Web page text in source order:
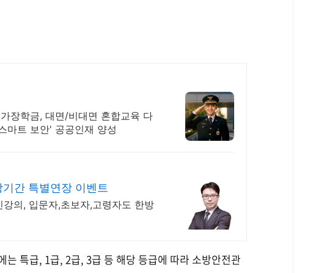
장학금, 대면/비대면 혼합교육 다
마트 보안' 공공인재 양성
간 특별연장 이벤트
의, 입문자,초보자,고령자도 한방
는 특급, 1급, 2급, 3급 등 해당 등급에 따라 소방안전관